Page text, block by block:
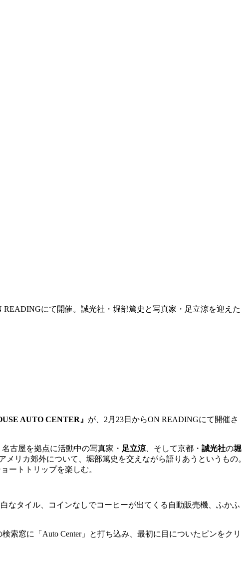
にて開催。誠光社・堀部篤史と写真家・足立涼を迎えた
AUTO CENTER』 が、2月23日からON READINGにて開催さ
古屋を拠点に活動中の写真家・ 足立涼、そして京都・ 誠光社の堀
リカ郊外について、堀部篤史を交えながら語りあうというもの。
ートトリップを楽しむ。
なタイル、コインなしでコーヒーが出てくる自動販売機、ふかふ
索窓に「Auto Center」と打ち込み、最初に目についたピンをクリ